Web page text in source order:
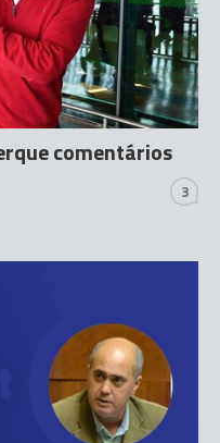
comentários
3